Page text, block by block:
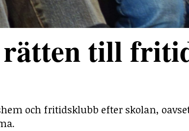
till
och fritidsklubb efter skolan,